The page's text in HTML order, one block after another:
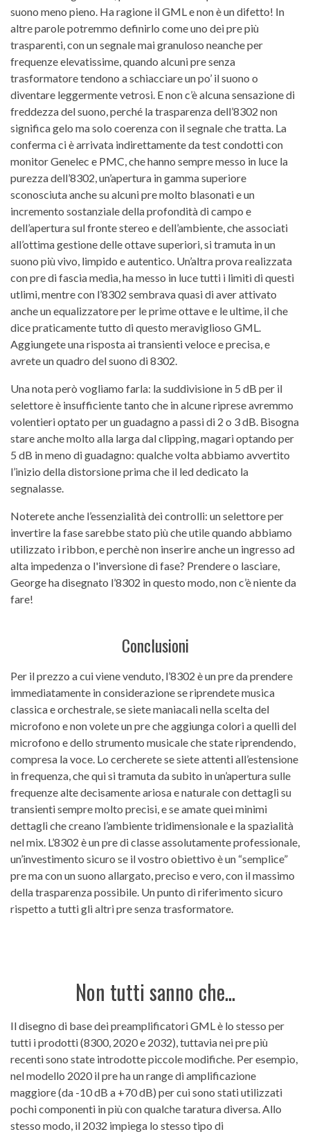
suono meno pieno. Ha ragione il GML e non è un difetto! In
altre parole potremmo definirlo come uno dei pre più
trasparenti, con un segnale mai granuloso neanche per
frequenze elevatissime, quando alcuni pre senza
trasformatore tendono a schiacciare un po’ il suono o
diventare leggermente vetrosi. E non c’è alcuna sensazione di
freddezza del suono, perché la trasparenza dell’8302 non
significa gelo ma solo coerenza con il segnale che tratta. La
conferma ci è arrivata indirettamente da test condotti con
monitor Genelec e PMC, che hanno sempre messo in luce la
purezza dell’8302, un’apertura in gamma superiore
sconosciuta anche su alcuni pre molto blasonati e un
incremento sostanziale della profondità di campo e
dell’apertura sul fronte stereo e dell’ambiente, che associati
all’ottima gestione delle ottave superiori, si tramuta in un
suono più vivo, limpido e autentico. Un’altra prova realizzata
con pre di fascia media, ha messo in luce tutti i limiti di questi
utlimi, mentre con l’8302 sembrava quasi di aver attivato
anche un equalizzatore per le prime ottave e le ultime, il che
dice praticamente tutto di questo meraviglioso GML.
Aggiungete una risposta ai transienti veloce e precisa, e
avrete un quadro del suono di 8302.
Una nota però vogliamo farla: la suddivisione in 5 dB per il
selettore è insufficiente tanto che in alcune riprese avremmo
volentieri optato per un guadagno a passi di 2 o 3 dB. Bisogna
stare anche molto alla larga dal clipping, magari optando per
5 dB in meno di guadagno: qualche volta abbiamo avvertito
l’inizio della distorsione prima che il led dedicato la
segnalasse.
Noterete anche l’essenzialità dei controlli: un selettore per
invertire la fase sarebbe stato più che utile quando abbiamo
utilizzato i ribbon, e perchè non inserire anche un ingresso ad
alta impedenza o l'inversione di fase? Prendere o lasciare,
George ha disegnato l’8302 in questo modo, non c’è niente da
fare!
Conclusioni
Per il prezzo a cui viene venduto, l’8302 è un pre da prendere
immediatamente in considerazione se riprendete musica
classica e orchestrale, se siete maniacali nella scelta del
microfono e non volete un pre che aggiunga colori a quelli del
microfono e dello strumento musicale che state riprendendo,
compresa la voce. Lo cercherete se siete attenti all’estensione
in frequenza, che qui si tramuta da subito in un’apertura sulle
frequenze alte decisamente ariosa e naturale con dettagli su
transienti sempre molto precisi, e se amate quei minimi
dettagli che creano l’ambiente tridimensionale e la spazialità
nel mix. L’8302 è un pre di classe assolutamente professionale,
un’investimento sicuro se il vostro obiettivo è un “semplice”
pre ma con un suono allargato, preciso e vero, con il massimo
della trasparenza possibile. Un punto di riferimento sicuro
rispetto a tutti gli altri pre senza trasformatore.
Non tutti sanno che...
Il disegno di base dei preamplificatori GML è lo stesso per
tutti i prodotti (8300, 2020 e 2032), tuttavia nei pre più
recenti sono state introdotte piccole modifiche. Per esempio,
nel modello 2020 il pre ha un range di amplificazione
maggiore (da -10 dB a +70 dB) per cui sono stati utilizzati
pochi componenti in più con qualche taratura diversa. Allo
stesso modo, il 2032 impiega lo stesso tipo di